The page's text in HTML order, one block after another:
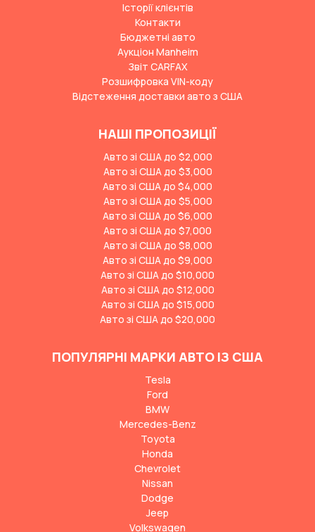
Історії клієнтів
Контакти
Бюджетні авто
Аукціон Manheim
Звіт CARFAX
Розшифровка VIN-коду
Відстеження доставки авто з США
НАШІ ПРОПОЗИЦІЇ
Авто зі США до $2,000
Авто зі США до $3,000
Авто зі США до $4,000
Авто зі США до $5,000
Авто зі США до $6,000
Авто зі США до $7,000
Авто зі США до $8,000
Авто зі США до $9,000
Авто зі США до $10,000
Авто зі США до $12,000
Авто зі США до $15,000
Авто зі США до $20,000
ПОПУЛЯРНІ МАРКИ АВТО ІЗ США
Tesla
Ford
BMW
Mercedes-Benz
Toyota
Honda
Chevrolet
Nissan
Dodge
Jeep
Volkswagen